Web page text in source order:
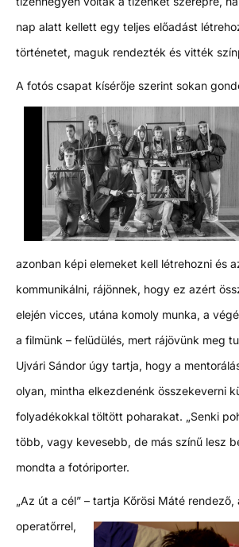
nap alatt kellett egy teljes előadást
történetet, maguk rendezték és vitték
A fotós csapat kísérője szerint sokan
azonban képi elemeket kell létrehozni és
kommunikálni, rájönnek, hogy ez azért
elején vicces, utána komoly munka, a
a filmünk – felüdülés, mert rájövünk meg
Ujvári Sándor úgy tartja, hogy a
olyan, mintha elkezdenénk összekeverni
folyadékokkal töltött poharakat. „Senki
több, vagy kevesebb, de más színű lesz
mondta a fotóriporter.
„Az út a cél” – tartja Kőrösi Máté rendező,
operatőrrel,